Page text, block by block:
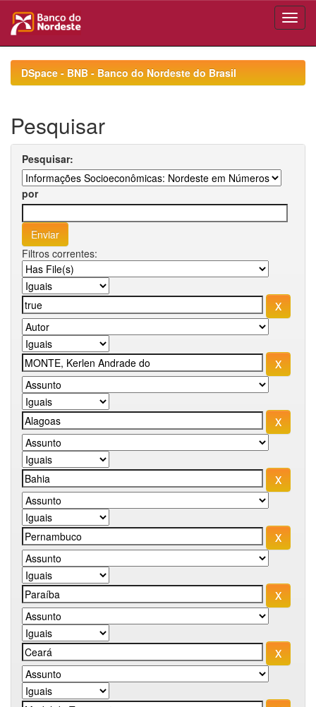
navigationDSpace - BNB - Banco do Nordeste do Brasil
Pesquisar
Pesquisar:
por
Filtros correntes: